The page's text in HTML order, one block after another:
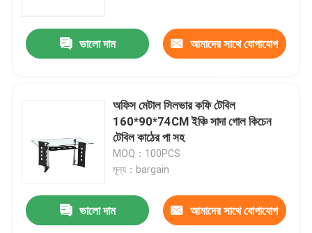
ভালো দাম আমাদের সাথে যোগাযোগ
অফিস মেটাল সিলভার কফি টেবিল
160*90*74CM ইঞ্চি সাদা গোল কিচেন
টেবিল কাঠের পা সহ
MOQ：100PCS
মূল্য：bargain
ভালো দাম আমাদের সাথে যোগাযোগ